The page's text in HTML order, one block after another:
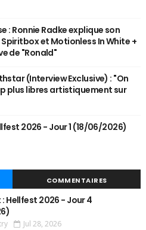
: Ronnie Radke explique son
et Motionless In White +
de "Ronald"
(Interview Exclusive) : "On
plus libres artistiquement sur
2026 - Jour 1 (18/06/2026)
COMMENTAIRES
: Hellfest 2026 - Jour 4
Jul 28, 2026